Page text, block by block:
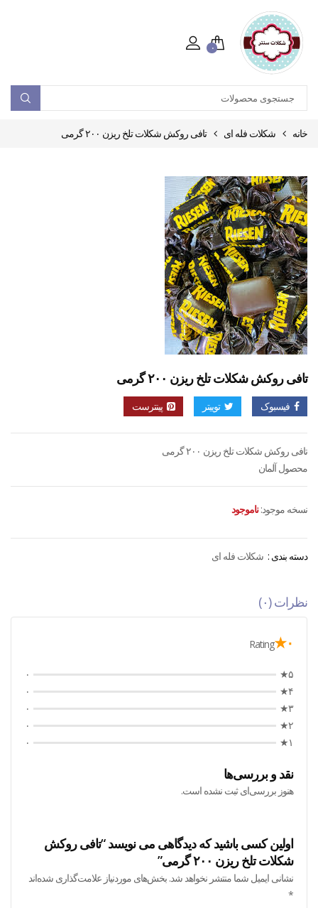
۰
خانه شکلات فله ای تافی روکش شکلات تلخ ریزن ۲۰۰ گرمی
تافی روکش شکلات تلخ ریزن ۲۰۰ گرمی
فیسبوک توییتر پینترست
تافی روکش شکلات تلخ ریزن ۲۰۰ گرمی
محصول آلمان
نسخه موجود: ناموجود
دسته بندی : شکلات فله ای
نظرات (۰)
۰★ Rating
۵★
۰
۴★
۰
۳★
۰
۲★
۰
۱★
۰
نقد و بررسی‌ها
هنوز بررسی‌ای ثبت نشده است.
اولین کسی باشید که دیدگاهی می نویسد “تافی روکش
شکلات تلخ ریزن ۲۰۰ گرمی”
نشانی ایمیل شما منتشر نخواهد شد. بخش‌های موردنیاز علامت‌گذاری شده‌اند
*